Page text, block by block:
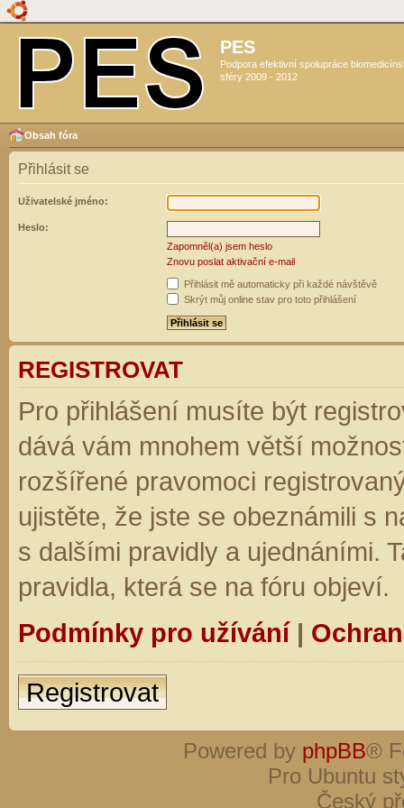
PES
Podpora efektivní spolupráce
sféry 2009 - 2012
Obsah fóra
Přihlásit se
Uživatelské jméno:
Heslo:
Zapomněl(a) jsem heslo
Znovu poslat aktivační e-mail
Přihlásit mě automaticky při každé návštěvě
Skrýt můj online stav pro toto přihlášení
REGISTROVAT
Pro přihlášení musíte být
dává vám mnohem větší
rozšířené pravomoci
ujistěte, že jste se obeznámili s
s dalšími pravidly a ujednáními.
pravidla, která se na fóru objeví.
Podmínky pro užívání|
Registrovat
Powered by phpBB®
Pro Ubuntu
Český